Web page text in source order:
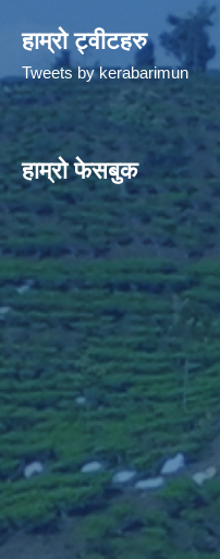
हाम्रो ट्वीटहरु
Tweets by kerabarimun
हाम्रो फेसबुक